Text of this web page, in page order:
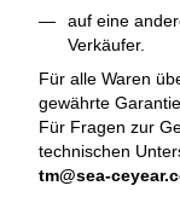
auf eine
Verkäufer.
Für alle Waren
gewährte
Für Fragen zur
technischen
tm@sea-